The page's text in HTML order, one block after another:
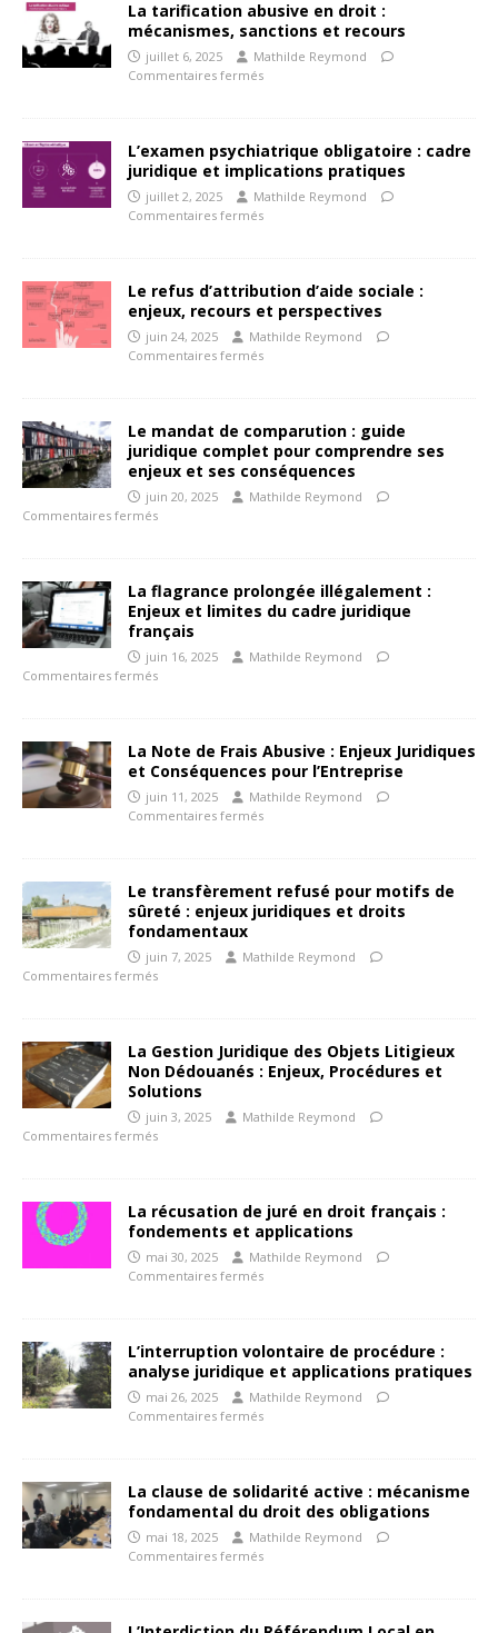
La tarification abusive en droit :
mécanismes, sanctions et recours
juillet 6, 2025
Mathilde Reymond
Commentaires fermés
L’examen psychiatrique obligatoire : cadre
juridique et implications pratiques
juillet 2, 2025
Mathilde Reymond
Commentaires fermés
Le refus d’attribution d’aide sociale :
enjeux, recours et perspectives
juin 24, 2025
Mathilde Reymond
Commentaires fermés
Le mandat de comparution : guide
juridique complet pour comprendre ses
enjeux et ses conséquences
juin 20, 2025
Mathilde Reymond
Commentaires fermés
La flagrance prolongée illégalement :
Enjeux et limites du cadre juridique
français
juin 16, 2025
Mathilde Reymond
Commentaires fermés
La Note de Frais Abusive : Enjeux Juridiques
et Conséquences pour l’Entreprise
juin 11, 2025
Mathilde Reymond
Commentaires fermés
Le transfèrement refusé pour motifs de
sûreté : enjeux juridiques et droits
fondamentaux
juin 7, 2025
Mathilde Reymond
Commentaires fermés
La Gestion Juridique des Objets Litigieux
Non Dédouanés : Enjeux, Procédures et
Solutions
juin 3, 2025
Mathilde Reymond
Commentaires fermés
La récusation de juré en droit français :
fondements et applications
mai 30, 2025
Mathilde Reymond
Commentaires fermés
L’interruption volontaire de procédure :
analyse juridique et applications pratiques
mai 26, 2025
Mathilde Reymond
Commentaires fermés
La clause de solidarité active : mécanisme
fondamental du droit des obligations
mai 18, 2025
Mathilde Reymond
Commentaires fermés